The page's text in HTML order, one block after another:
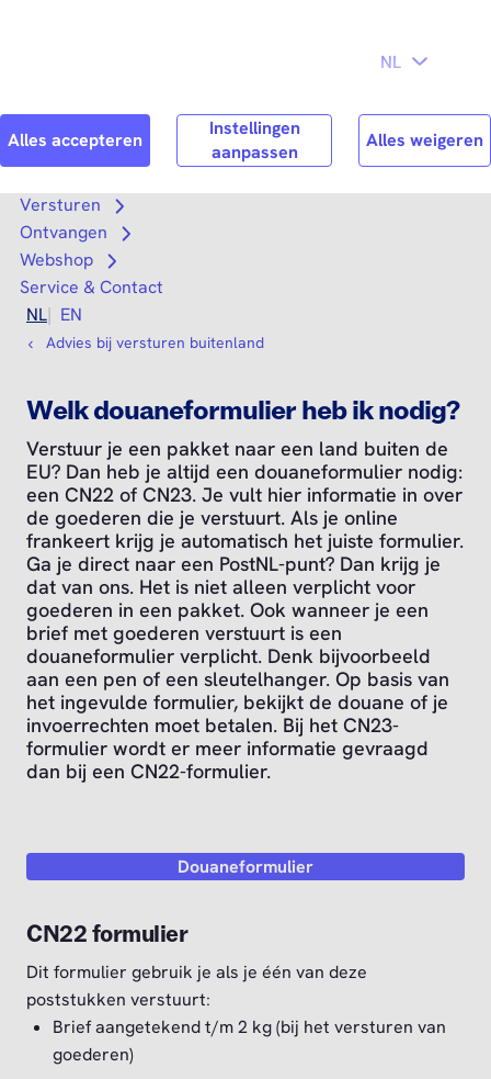
Search Zoek
Versturen
Open submenu
Ontvangen
Open submenu
Webshop
Open submenu
Service & Contact
NL
EN
Advies bij versturen buitenland
Welk douaneformulier heb ik nodig?
Verstuur je een pakket naar een land buiten de
EU? Dan heb je altijd een douaneformulier nodig:
een CN22 of CN23. Je vult hier informatie in over
de goederen die je verstuurt. Als je online
frankeert krijg je automatisch het juiste formulier.
Ga je direct naar een PostNL-punt? Dan krijg je
dat van ons. Het is niet alleen verplicht voor
goederen in een pakket. Ook wanneer je een
brief met goederen verstuurt is een
douaneformulier verplicht. Denk bijvoorbeeld
aan een pen of een sleutelhanger. Op basis van
het ingevulde formulier, bekijkt de douane of je
invoerrechten moet betalen. Bij het CN23-
formulier wordt er meer informatie gevraagd
dan bij een CN22-formulier.
Douaneformulier
CN22 formulier
Dit formulier gebruik je als je één van deze
poststukken verstuurt:
Brief aangetekend t/m 2 kg (bij het versturen van
goederen)